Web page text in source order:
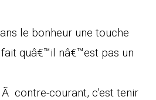
le bonheur une touche
quâ€™il nâ€™est pas un
contre-courant, c'est tenir